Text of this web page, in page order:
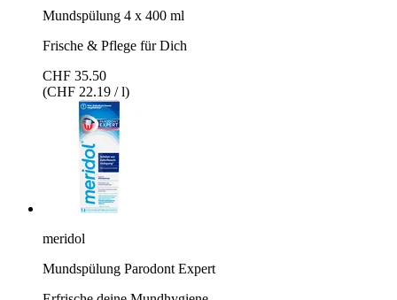
Mundspülung 4 x 400 ml
Frische & Pflege für Dich
CHF 35.50
(CHF 22.19 / l)
meridol
Mundspülung Parodont Expert